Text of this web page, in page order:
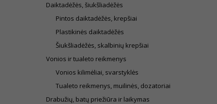
Daiktadėžės, šiukšliadėžės
Pintos daiktadėžės, krepšiai
Plastikinės daiktadėžės
Šiukšliadėžės, skalbinių krepšiai
Vonios ir tualeto reikmenys
Vonios kilimėliai, svarstyklės
Tualeto reikmenys, muilinės, dozatoriai
Drabužių, batų priežiūra ir laikymas